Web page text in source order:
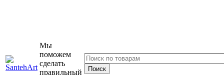
Мы
поможем
сделать
правильный